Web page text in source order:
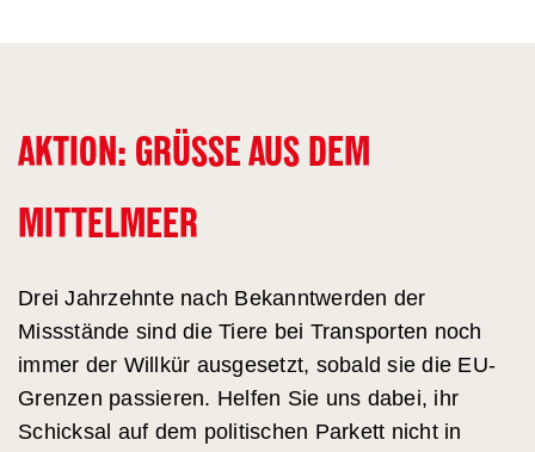
AKTION: GRÜSSE AUS DEM
MITTELMEER
Drei Jahrzehnte nach Bekanntwerden der
Missstände sind die Tiere bei Transporten noch
immer der Willkür ausgesetzt, sobald sie die EU-
Grenzen passieren. Helfen Sie uns dabei, ihr
Schicksal auf dem politischen Parkett nicht in